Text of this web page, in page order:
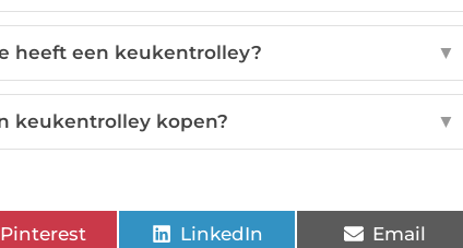
heeft een keukentrolley? ▼
keukentrolley kopen? ▼
Pinterest LinkedIn Email